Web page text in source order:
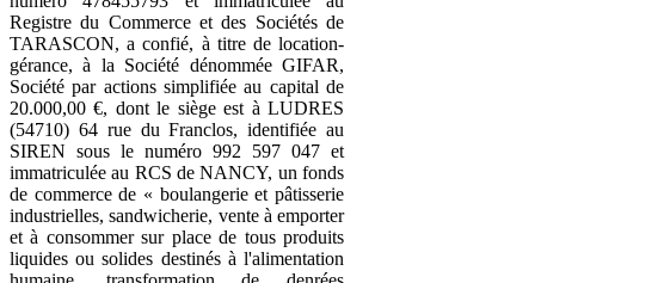
Registre du Commerce et des Sociétés de
TARASCON, a confié, à titre de location-
gérance, à la Société dénommée GIFAR,
Société par actions simplifiée au capital de
20.000,00 €, dont le siège est à LUDRES
(54710) 64 rue du Franclos, identifiée au
SIREN sous le numéro 992 597 047 et
immatriculée au RCS de NANCY, un fonds
de commerce de « boulangerie et pâtisserie
industrielles, sandwicherie, vente à emporter
et à consommer sur place de tous produits
liquides ou solides destinés à l'alimentation